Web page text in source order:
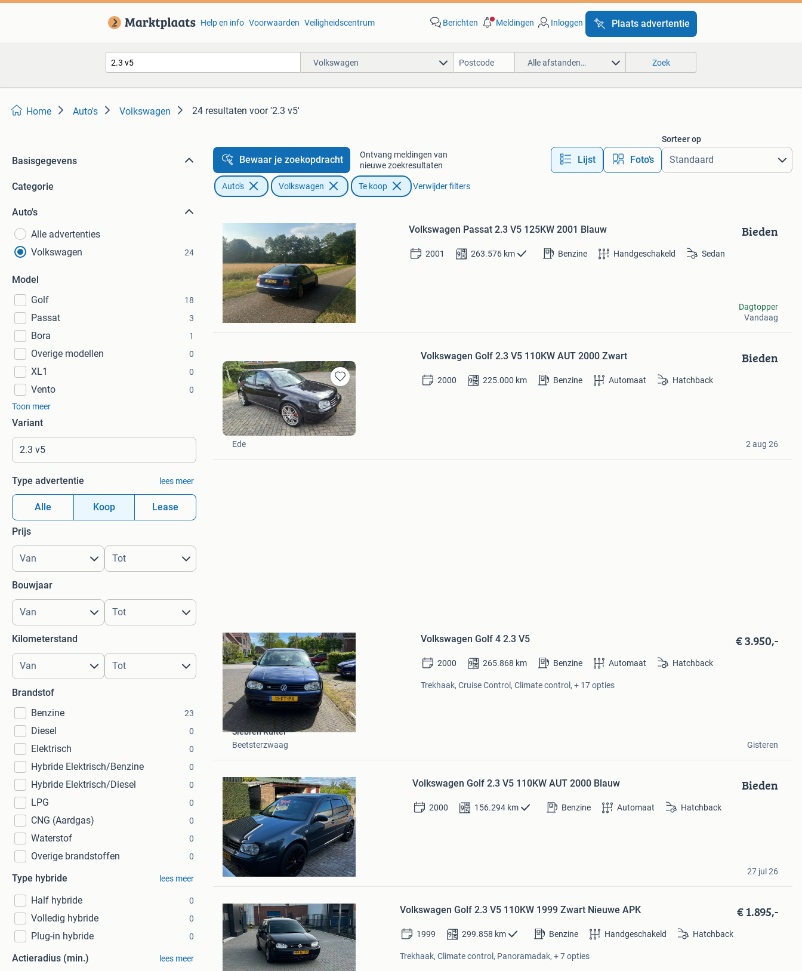
Help en info Voorwaarden Veiligheidscentrum Berichten Meldingen Inloggen Plaats advertentie
Volkswagen Alle afstanden… Zoek
Home Auto's Volkswagen 24 resultaten voor '2.3 v5'
Basisgegevens
Categorie
Auto's
Alle advertenties
Volkswagen
24
Model
Golf
18
Passat 3
Bora 1
Overige modellen 0
XL1 0
Vento
0
Toon meer
Variant
Type advertentie lees meer
Alle Koop Lease
Prijs
Bouwjaar
Kilometerstand
Brandstof
Benzine
23
Diesel 0
Elektrisch 0
Hybride Elektrisch/Benzine 0
Hybride Elektrisch/Diesel 0
LPG 0
CNG (Aardgas) 0
Waterstof 0
Overige brandstoffen 0
Type hybride lees meer
Half hybride 0
Volledig hybride 0
Plug-in hybride 0
Actieradius (min.) lees meer
Bewaar je zoekopdracht
Ontvang meldingen van
nieuwe zoekresultaten
Lijst Foto’s
Sorteer op
Auto's Volkswagen Te koop Verwijder filters
Mijn
Favorieten
Volkswagen Passat 2.3 V5 125KW 2001 Blauw Bieden
2001 263.576 km Benzine Handgeschakeld Sedan
nick
Diever
Dagtopper
Vandaag
Bewaren
in
Mijn
Favorieten
Volkswagen Golf 2.3 V5 110KW AUT 2000 Zwart Bieden
2000 225.000 km Benzine Automaat Hatchback
Harry's Klussenbedrijf
Ede
2 aug 26
Mijn
Favorieten
Volkswagen Golf 4 2.3 V5 € 3.950,-
2000 265.868 km Benzine Automaat Hatchback
Trekhaak, Cruise Control, Climate control, + 17 opties
Siebren Ruiter
Beetsterzwaag
Gisteren
Mijn
Favorieten
Volkswagen Golf 2.3 V5 110KW AUT 2000 Blauw Bieden
2000 156.294 km Benzine Automaat Hatchback
Kees
Lunteren
27 jul 26
Bewaren
in
Volkswagen Golf 2.3 V5 110KW 1999 Zwart Nieuwe APK € 1.895,-
1999 299.858 km Benzine Handgeschakeld Hatchback
Trekhaak, Climate control, Panoramadak, + 7 opties